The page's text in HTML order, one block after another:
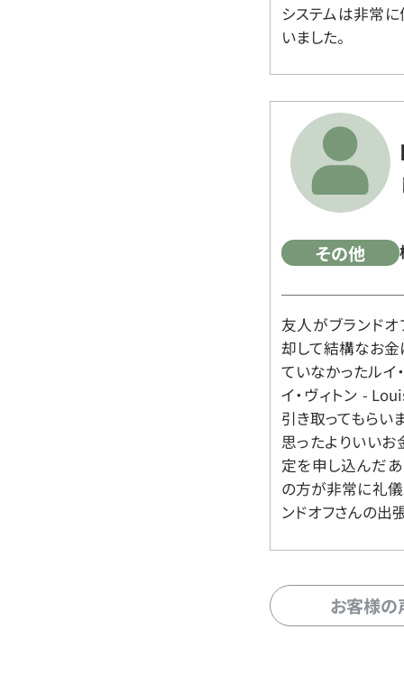
システムは非常に
いました。
その他
友人がブランド
却して結構なお金
ていなかったルイ
イ・ヴィトン -
引き取ってもらい
思ったよりいいお
定を申し込んだ
の方が非常に礼儀
ンドオフさんの出
お客様